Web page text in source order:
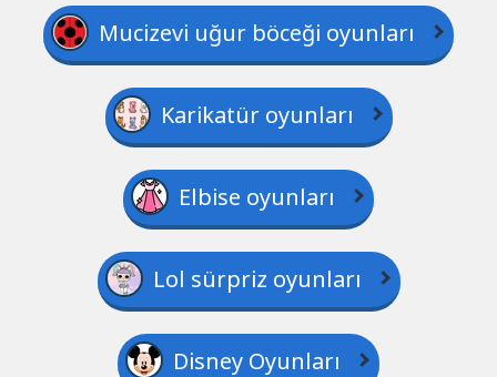
Mucizevi uğur böceği oyunları
Karikatür oyunları
Elbise oyunları
Lol sürpriz oyunları
Disney Oyunları